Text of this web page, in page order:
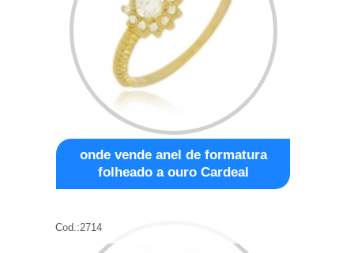
onde vende anel de formatura
folheado a ouro Cardeal
Cod.:2714